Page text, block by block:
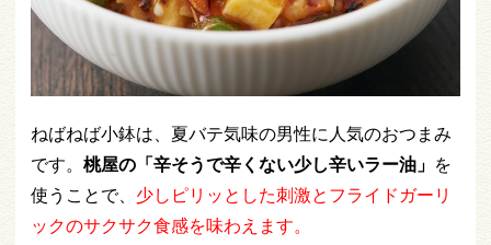
ねばねば小鉢は、夏バテ気味の男性に人気のおつまみ
です。 桃屋の「辛そうで辛くない少し辛いラー油」 を
使うことで、 少しピリッとした刺激とフライドガーリ
ックのサクサク食感を味わえます。